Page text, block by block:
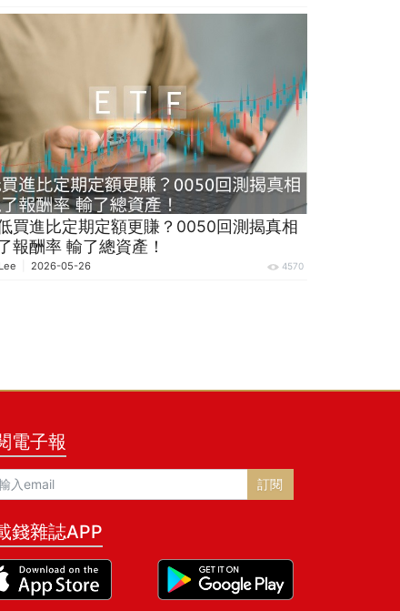
買進比定期定額更賺？0050回測揭真相
報酬率 輸了總資產！
2026-05-26 4570
電子報
訂閱
錢雜誌APP